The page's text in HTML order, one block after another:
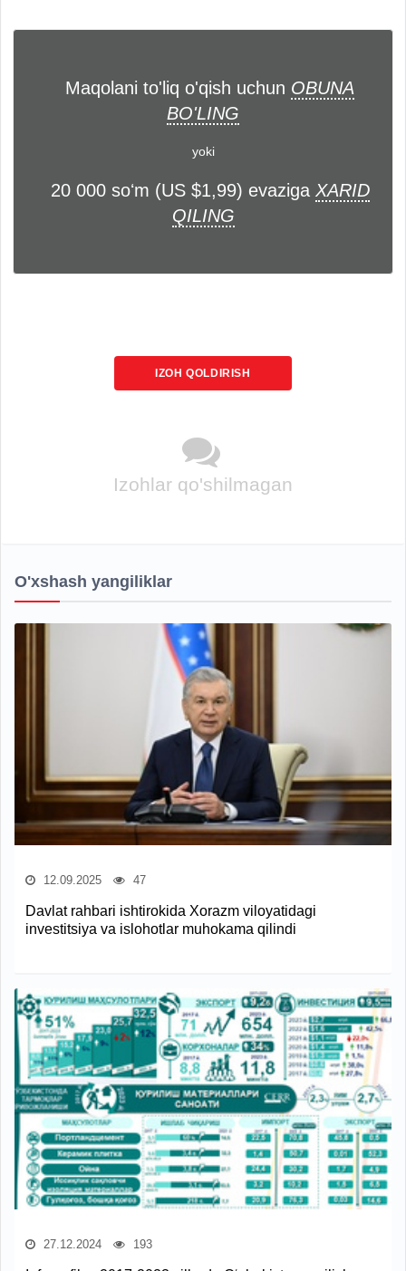
Maqolani to'liq o'qish uchun OBUNA
BO'LING
yoki
20 000 soʻm (US $1,99) evaziga XARID
QILING
IZOH QOLDIRISH
Izohlar qo'shilmagan
O'xshash yangiliklar
12.09.2025 47
Davlat rahbari ishtirokida Xorazm viloyatidagi
investitsiya va islohotlar muhokama qilindi
27.12.2024 193